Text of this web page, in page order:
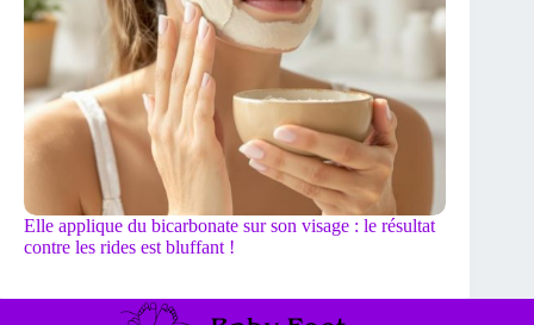
Elle applique du bicarbonate sur son visage : le résultat
contre les rides est bluffant !